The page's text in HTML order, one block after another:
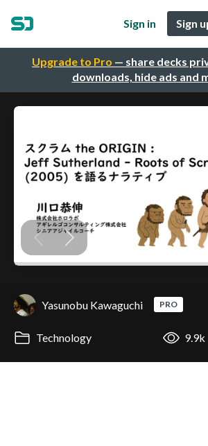
Upgrade to Pro — share decks
downloads, hide ads and
Sign in Sign
Yasunobu Kawaguchi PRO
Technology 9.9k